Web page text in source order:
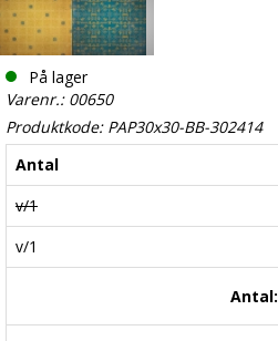
På lager
Varenr.: 00650
Produktkode: PAP30x30-BB-302414
Antal
v/1
v/1
Antal: